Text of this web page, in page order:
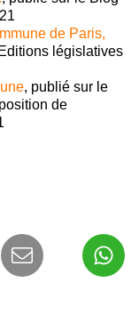
de Paris,
législatives
, publié sur le
de